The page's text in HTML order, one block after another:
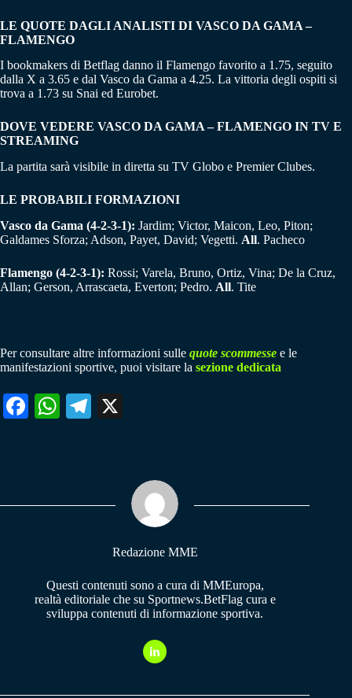
LE QUOTE DAGLI ANALISTI DI VASCO DA GAMA –
FLAMENGO
I bookmakers di Betflag danno il Flamengo favorito a 1.75, seguito
dalla X a 3.65 e dal Vasco da Gama a 4.25. La vittoria degli ospiti si
trova a 1.73 su Snai ed Eurobet.
DOVE VEDERE VASCO DA GAMA – FLAMENGO IN TV E
STREAMING
La partita sarà visibile in diretta su TV Globo e Premier Clubes.
LE PROBABILI FORMAZIONI
Vasco da Gama (4-2-3-1): Jardim; Victor, Maicon, Leo, Piton;
Galdames Sforza; Adson, Payet, David; Vegetti. All. Pacheco
Flamengo (4-2-3-1): Rossi; Varela, Bruno, Ortiz, Vina; De la Cruz,
Allan; Gerson, Arrascaeta, Everton; Pedro. All. Tite
Per consultare altre informazioni sulle quote scommesse e le
manifestazioni sportive, puoi visitare la sezione dedicata
Fa W
pp
Te
m
Redazione MME
Questi contenuti sono a cura di MMEuropa,
realtà editoriale che su Sportnews.BetFlag cura e
sviluppa contenuti di informazione sportiva.